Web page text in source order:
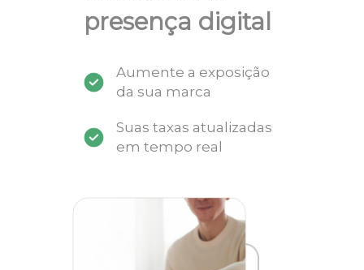
presença digital
Aumente a exposição
da sua marca
Suas taxas atualizadas
em tempo real